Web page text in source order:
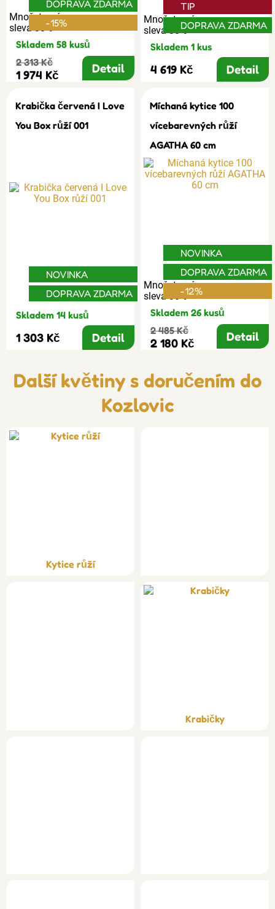
Množstevní
sleva 30%
DOPRAVA ZDARMA
-15%
Skladem 58 kusů
2 313 Kč
1 974 Kč Detail
Množstevní
sleva 30%
TIP
DOPRAVA ZDARMA
Skladem 1 kus
4 619 Kč Detail
Krabička červená I Love
You Box růží 001
NOVINKA
DOPRAVA ZDARMA
Skladem 14 kusů
1 303 Kč Detail
Míchaná kytice 100
vícebarevných růží
AGATHA 60 cm
Množstevní
sleva 30%
NOVINKA
DOPRAVA ZDARMA
-12%
Skladem 26 kusů
2 485 Kč
2 180 Kč Detail
Další květiny s doručením do
Kozlovic
Kytice růží
Krabičky